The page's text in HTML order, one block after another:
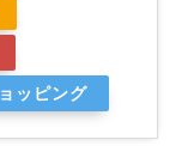
ッピング